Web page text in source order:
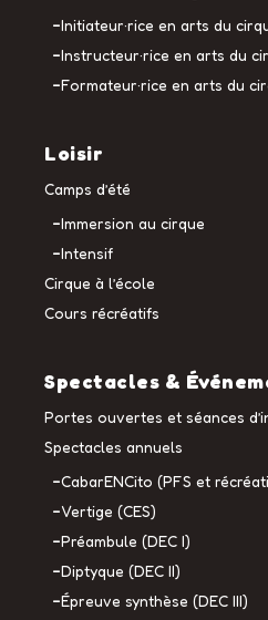
Initiateur·rice en arts du
Instructeur·rice en arts du
Formateur·rice en arts du
Loisir
Camps d’été
Immersion au cirque
Intensif
Cirque à l’école
Cours récréatifs
Spectacles &
Portes ouvertes et séances
Spectacles annuels
CabarENCito (PFS et
Vertige (CES)
Préambule (DEC I)
Diptyque (DEC II)
Épreuve synthèse (DEC III)